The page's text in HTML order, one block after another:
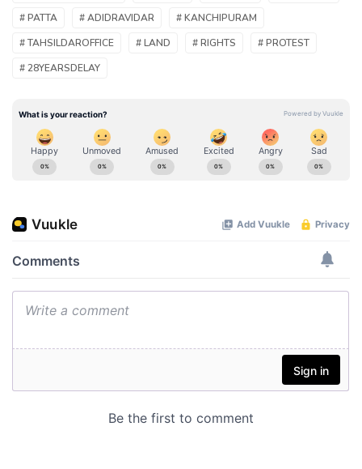
# PATTA # ADIDRAVIDAR
# KANCHIPURAM
# TAHSILDAROFFICE
# LAND # RIGHTS
# PROTEST
# 28YEARSDELAY